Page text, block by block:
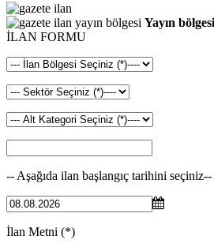
Yayın
İLAN FORMU
-- Aşağıda ilan başlangıç tarihini seçiniz--
İlan Metni (*)